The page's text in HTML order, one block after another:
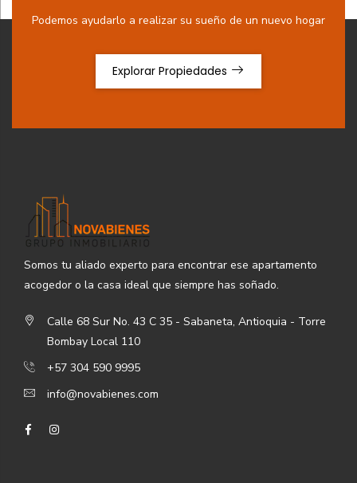
Podemos ayudarlo a realizar su sueño de un nuevo hogar
Explorar Propiedades
Somos tu aliado experto para encontrar ese apartamento
acogedor o la casa ideal que siempre has soñado.
Calle 68 Sur No. 43 C 35 - Sabaneta, Antioquia - Torre
Bombay Local 110
+57 304 590 9995
info@novabienes.com